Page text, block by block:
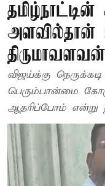
அளவில்தான்
திருமாவளவன்
விஜய்க்கு
பெரும்பான்மை